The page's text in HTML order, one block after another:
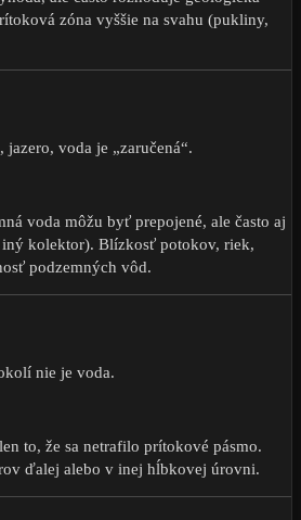
zóna vyššie na svahu (pukliny,
voda je „zaručená“.
voda môžu byť prepojené, ale často aj
iný kolektor). Blízkosť potokov, riek,
podzemných vôd.
nie je voda.
to, že sa netrafilo prítokové pásmo.
ďalej alebo v inej hĺbkovej úrovni.